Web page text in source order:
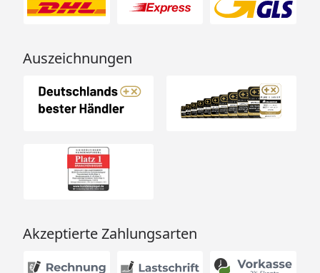
Auszeichnungen
Akzeptierte Zahlungsarten